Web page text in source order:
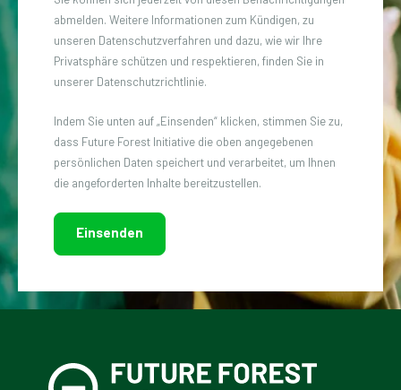
abmelden. Weitere Informationen zum Kündigen, zu
unseren Datenschutzverfahren und dazu, wie wir Ihre
Privatsphäre schützen und respektieren, finden Sie in
unserer Datenschutzrichtlinie.
Indem Sie unten auf „Einsenden“ klicken, stimmen Sie zu,
dass Future Forest Initiative die oben angegebenen
persönlichen Daten speichert und verarbeitet, um Ihnen
die angeforderten Inhalte bereitzustellen.